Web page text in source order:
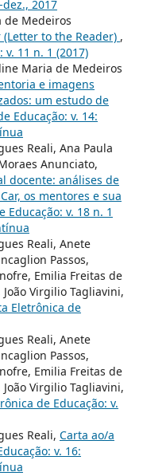
dez., 2017
de Medeiros
to the Reader) ,
v. 11 n. 1 (2017)
Maria de Medeiros
e imagens
um estudo de
Educação: v. 14:
Reali, Ana Paula
Anunciato,
docente: análises de
os mentores e sua
Educação: v. 18 n. 1
Reali, Anete
Passos,
Emilia Freitas de
João Virgilio Tagliavini,
Eletrônica de
Reali, Anete
Passos,
Emilia Freitas de
João Virgilio Tagliavini,
de Educação: v.
Reali, Carta ao/a
v. 16: